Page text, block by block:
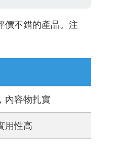
價不錯的產品。注
內容物扎實
用性高